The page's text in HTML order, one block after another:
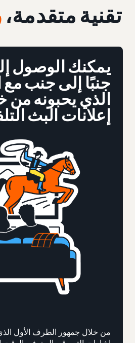
تقنية متقدمة،
يمكنك الوصول
جنبًا إلى جنب
الذي يحبونه من
إعلانات البث
من خلال جمهور الطرف الأول